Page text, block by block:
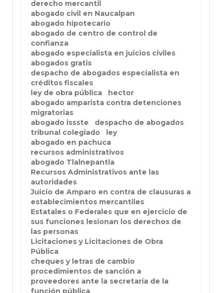
derecho mercantil
abogado civil en Naucalpan
abogado hipotecario
abogado de centro de control de
confianza
abogado especialista en juicios civiles
abogados gratis
despacho de abogados especialista en
créditos fiscales
ley de obra pública
hector
abogado amparista contra detenciones
migratorias
abogado issste
despacho de abogados
tribunal colegiado
ley
abogado en pachuca
recursos administrativos
abogado Tlalnepantla
Recursos Administrativos ante las
autoridades
Juicio de Amparo en contra de clausuras a
establecimientos mercantiles
Estatales o Federales que en ejercicio de
sus funciones lesionan los derechos de
las personas
Licitaciones y Licitaciones de Obra
Pública
cheques y letras de cambio
procedimientos de sanción a
proveedores ante la secretaría de la
función pública